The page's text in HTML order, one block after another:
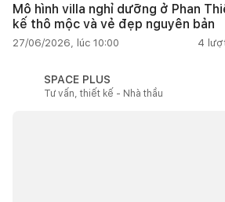
Mô hình villa nghỉ dưỡng ở Phan
kế thô mộc và vẻ đẹp nguyên bản
27/06/2026, lúc 10:00 4
SPACE PLUS
Tư vấn, thiết kế - Nhà thầu